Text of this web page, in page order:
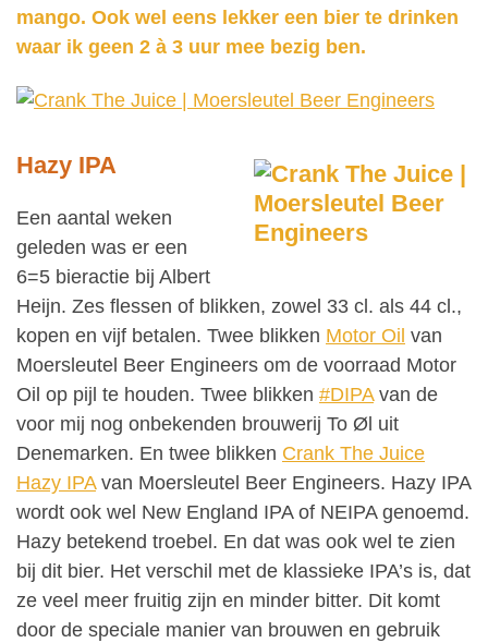
mango. Ook wel eens lekker een bier te drinken
waar ik geen 2 à 3 uur mee bezig ben.
Hazy IPA
Een aantal weken
geleden was er een
6=5 bieractie bij Albert
Heijn. Zes flessen of blikken, zowel 33 cl. als 44 cl.,
kopen en vijf betalen. Twee blikken Motor Oil van
Moersleutel Beer Engineers om de voorraad Motor
Oil op pijl te houden. Twee blikken #DIPAvan de
voor mij nog onbekenden brouwerij To Øl uit
Denemarken. En twee blikken Crank The Juice
Hazy IPAvan Moersleutel Beer Engineers. Hazy IPA
wordt ook wel New England IPA of NEIPA genoemd.
Hazy betekend troebel. En dat was ook wel te zien
bij dit bier. Het verschil met de klassieke IPA’s is, dat
ze veel meer fruitig zijn en minder bitter. Dit komt
door de speciale manier van brouwen en gebruik